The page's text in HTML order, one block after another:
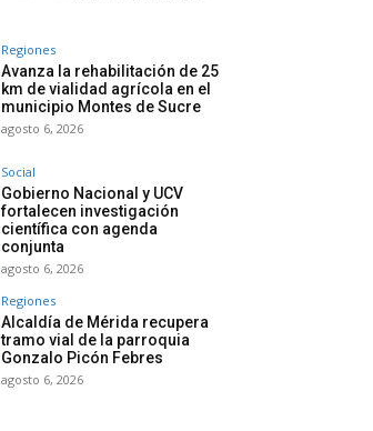
Regiones
Avanza la rehabilitación de 25
km de vialidad agrícola en el
municipio Montes de Sucre
agosto 6, 2026
Social
Gobierno Nacional y UCV
fortalecen investigación
científica con agenda
conjunta
agosto 6, 2026
Regiones
Alcaldía de Mérida recupera
tramo vial de la parroquia
Gonzalo Picón Febres
agosto 6, 2026